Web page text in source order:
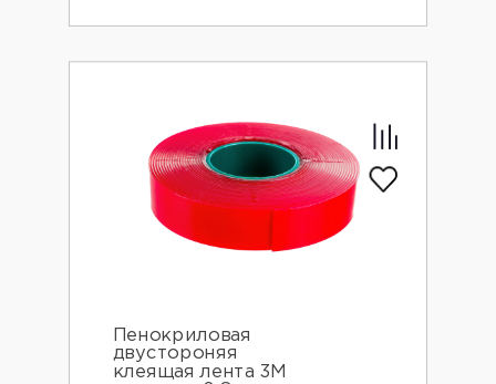
Пенокриловая
двустороняя
клеящая лента 3М